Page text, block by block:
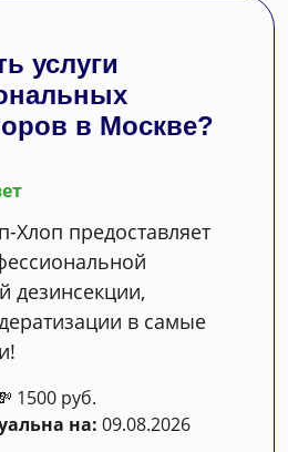
услуги
в Москве?
Хлоп предоставляет
дезинсекции,
в самые
1500 руб.
на: 09.08.2026